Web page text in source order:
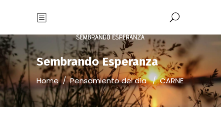
Sembrando Esperanza
Home/Pensamiento del día/CARNE